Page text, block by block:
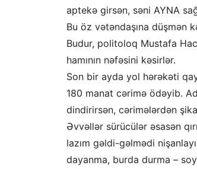
aptekə girsən, səni AYNA
Bu öz vətəndaşına düşmən
Budur, politoloq Mustafa
hamının nəfəsini kəsirlər.
Son bir ayda yol hərəkəti
180 manat cərimə ödəyib.
dindirirsən, cərimələrdən
Əvvəllər sürücülər əsasən
lazım gəldi-gəlmədi
dayanma, burda durma –